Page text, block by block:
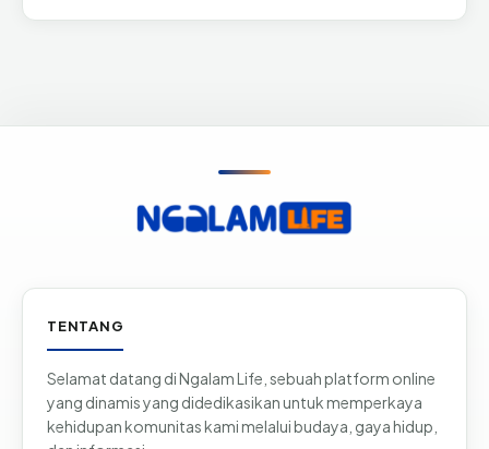
TENTANG
Selamat datang di Ngalam Life, sebuah platform online
yang dinamis yang didedikasikan untuk memperkaya
kehidupan komunitas kami melalui budaya, gaya hidup,